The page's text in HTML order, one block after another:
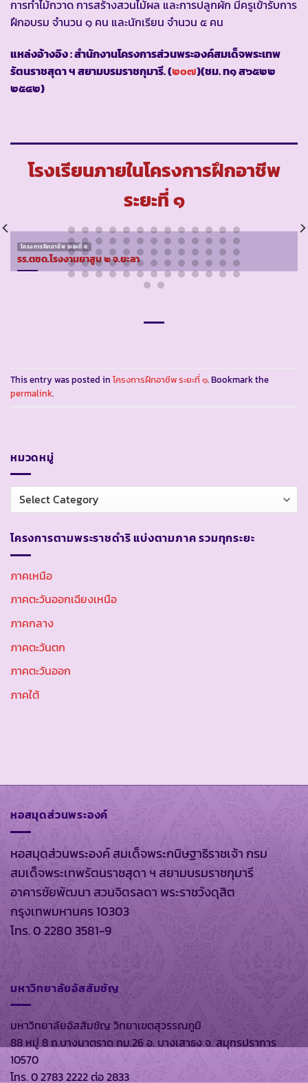
การทำไม้กวาด การสร้างสวนไม้ผล และการปลูกผัก มีครูเข้ารับการ
ฝึกอบรม จำนวน ๑ คน และนักเรียน จำนวน ๕ คน
แหล่งอ้างอิง : สำนักงานโครงการส่วนพระองค์สมเด็จพระเทพ
รัตนราชสุดา ฯ สยามบรมราชกุมารี. (๒๐๗)(ชม. ท๑ ส๖๕๒๒
๒๕๔๒)
โรงเรียนภายในโครงการฝึกอาชีพ
ระยะที่ ๑
โครงการฝึกอาชีพ ระยะที่ ๑
รร.ตชด.โรงงานยาสูบ ๒ จ.ยะลา
This entry was posted in โครงการฝึกอาชีพ ระยะที่ ๑. Bookmark the
permalink.
หมวดหมู่
หมวด
หมู่
โครงการตามพระราชดำริ แบ่งตามภาค รวมทุกระยะ
ภาคเหนือ
ภาคตะวันออกเฉียงเหนือ
ภาคกลาง
ภาคตะวันตก
ภาคตะวันออก
ภาคใต้
หอสมุดส่วนพระองค์
หอสมุดส่วนพระองค์ สมเด็จพระกนิษฐาธิราชเจ้า กรม
สมเด็จพระเทพรัตนราชสุดา ฯ สยามบรมราชกุมารี
อาคารชัยพัฒนา สวนจิตรลดา พระราชวังดุสิต
กรุงเทพมหานคร 10303
โทร. 0 2280 3581-9
มหาวิทยาลัยอัสสัมชัญ
มหาวิทยาลัยอัสสัมชัญ วิทยาเขตสุวรรณภูมิ
88 หมู่ 8 ถ.บางนาตราด กม.26 อ. บางเสาธง จ. สมุทรปราการ
10570
โทร. 0 2783 2222 ต่อ 2833